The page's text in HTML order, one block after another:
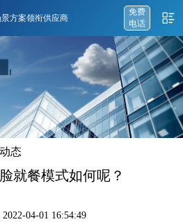
方案领衔供应商
免费
电话
态
就餐模式如何呢？
2022-04-01 16:54:49